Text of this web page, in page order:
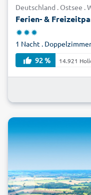
Deutschland . Ostsee .
Ferien- &
1 Nacht .
92 %
14.921